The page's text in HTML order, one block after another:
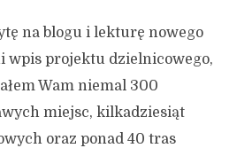
na blogu i lekturę nowego
wpis projektu dzielnicowego,
Wam niemal 300
miejsc, kilkadziesiąt
oraz ponad 40 tras